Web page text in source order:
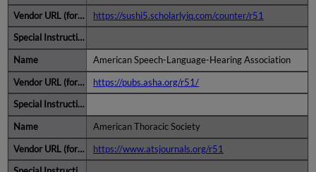
https://sushi5.scholarlyiq.com/counter/r51
American Speech-Language-Hearing Association
https://pubs.asha.org/r51/
American Thoracic Society
https://www.atsjournals.org/r51